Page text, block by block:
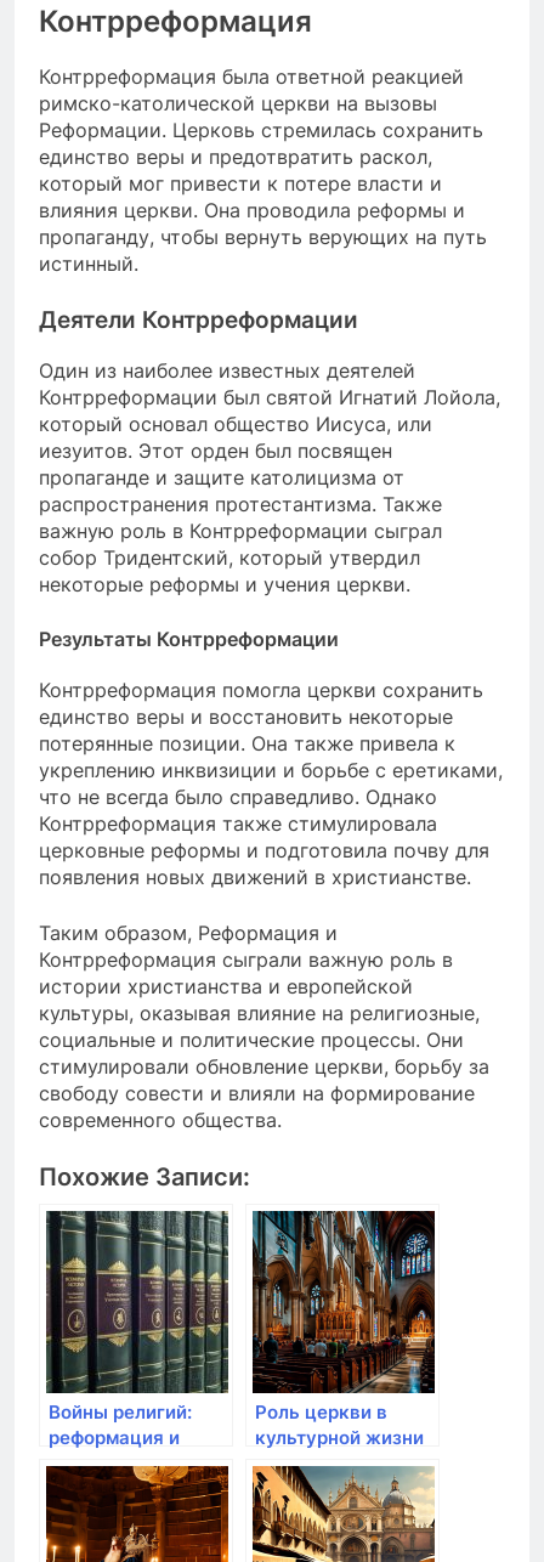
Контрреформация
Контрреформация была ответной реакцией
римско-католической церкви на вызовы
Реформации. Церковь стремилась сохранить
единство веры и предотвратить раскол,
который мог привести к потере власти и
влияния церкви. Она проводила реформы и
пропаганду, чтобы вернуть верующих на путь
истинный.
Деятели Контрреформации
Один из наиболее известных деятелей
Контрреформации был святой Игнатий Лойола,
который основал общество Иисуса, или
иезуитов. Этот орден был посвящен
пропаганде и защите католицизма от
распространения протестантизма. Также
важную роль в Контрреформации сыграл
собор Тридентский, который утвердил
некоторые реформы и учения церкви.
Результаты Контрреформации
Контрреформация помогла церкви сохранить
единство веры и восстановить некоторые
потерянные позиции. Она также привела к
укреплению инквизиции и борьбе с еретиками,
что не всегда было справедливо. Однако
Контрреформация также стимулировала
церковные реформы и подготовила почву для
появления новых движений в христианстве.
Таким образом, Реформация и
Контрреформация сыграли важную роль в
истории христианства и европейской
культуры, оказывая влияние на религиозные,
социальные и политические процессы. Они
стимулировали обновление церкви, борьбу за
свободу совести и влияли на формирование
современного общества.
Похожие Записи:
Войны религий:
реформация и
контрреформация
в XVI веке
Роль церкви в
культурной жизни
эпохи
Возрождения